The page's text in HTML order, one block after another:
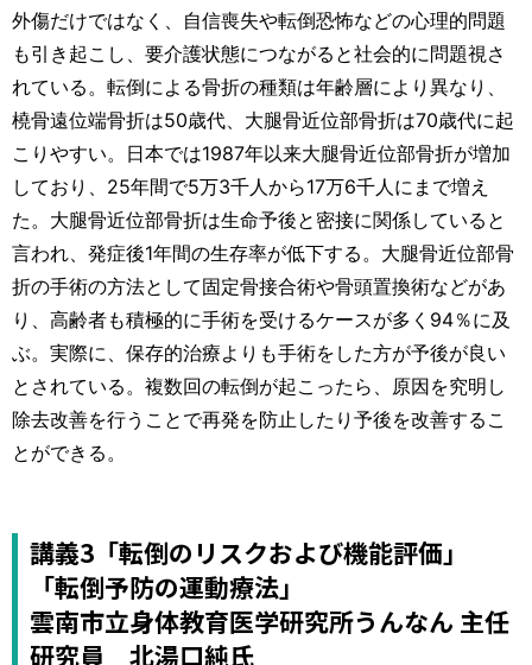
外傷だけではなく、自信喪失や転倒恐怖などの心理的問題
も引き起こし、要介護状態につながると社会的に問題視さ
れている。転倒による骨折の種類は年齢層により異なり、
橈骨遠位端骨折は50歳代、大腿骨近位部骨折は70歳代に起
こりやすい。日本では1987年以来大腿骨近位部骨折が増加
しており、25年間で5万3千人から17万6千人にまで増え
た。大腿骨近位部骨折は生命予後と密接に関係していると
言われ、発症後1年間の生存率が低下する。大腿骨近位部骨
折の手術の方法として固定骨接合術や骨頭置換術などがあ
り、高齢者も積極的に手術を受けるケースが多く94％に及
ぶ。実際に、保存的治療よりも手術をした方が予後が良い
とされている。複数回の転倒が起こったら、原因を究明し
除去改善を行うことで再発を防止したり予後を改善するこ
とができる。
講義3「転倒のリスクおよび機能評価」
「転倒予防の運動療法」
雲南市立身体教育医学研究所うんなん 主任
研究員 北湯口純氏